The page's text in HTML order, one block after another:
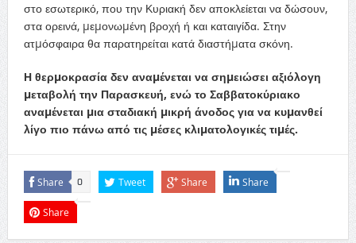
στο εσωτερικό, που την Κυριακή δεν αποκλείεται να δώσουν,
στα ορεινά, µεµονωµένη βροχή ή και καταιγίδα. Στην
ατµόσφαιρα θα παρατηρείται κατά διαστήµατα σκόνη.
Η θερµοκρασία δεν αναµένεται να σηµειώσει αξιόλογη
µεταβολή την Παρασκευή, ενώ το Σαββατοκύριακο
αναµένεται µια σταδιακή µικρή άνοδος για να κυµανθεί
λίγο πιο πάνω από τις µέσες κλιµατολογικές τιµές.
Share 0 Tweet Share Share
Share